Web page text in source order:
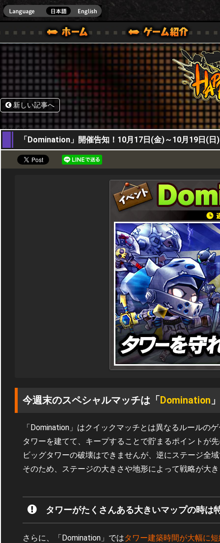
ONE VER.]
ガイド
ル｜HAPPY WARS(ハッピーウォーズ)公式サイト [ XBOX 360,XBOX ONE VER.]
サポート | HAPPY WARS(ハッピーウォーズ)公式サイ
新しい記事へ
16,10,2025
「Domination」開催告知！10月17日(金)～10月19日(日)
今週末のスペシャルマッチは「 Domination
「Domination」はクイックマッチとは異なるルールの
タワーを建てて、キープすることで貯まるポイントが
ビッグタワーの破壊はできませんが、逆にステージ全
そのため、ステージの大きさや地形によって戦略が大
タワーがたくさんある大きいマップの時は
さらに、「Domination」ではタワー建築時間が大幅に